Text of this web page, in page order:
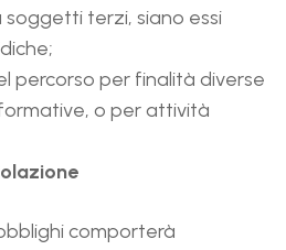
terzi, siano essi
percorso per finalità diverse
o per attività
comporterà